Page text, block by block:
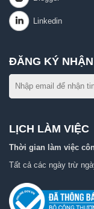
ĐĂNG KÝ
LỊCH LÀM VIỆC
Thời gian làm việc
Tất cả các ngày trừ